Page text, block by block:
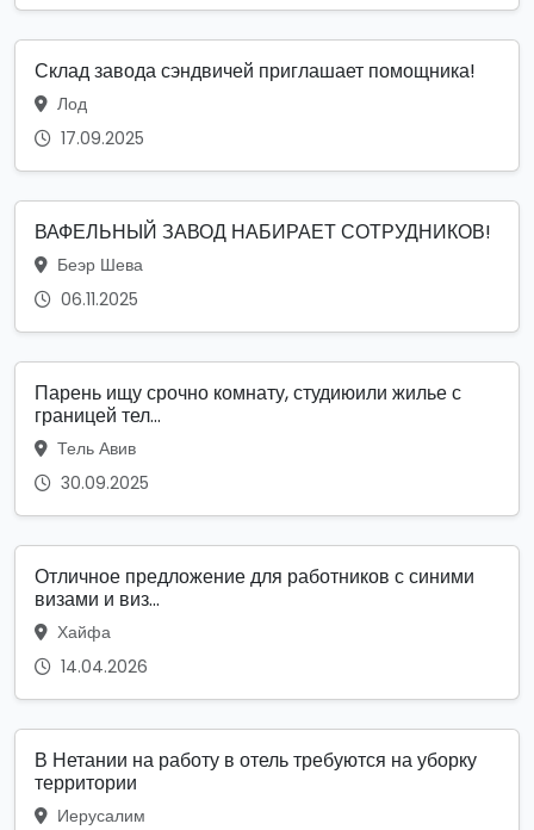
Склад завода сэндвичей приглашает помощника!
Лод
17.09.2025
ВАФЕЛЬНЫЙ ЗАВОД НАБИРАЕТ СОТРУДНИКОВ!
Беэр Шева
06.11.2025
Парень ищу срочно комнату, студиюили жилье с
границей тел...
Тель Авив
30.09.2025
Отличное предложение для работников с синими
визами и виз...
Хайфа
14.04.2026
В Нетании на работу в отель требуются на уборку
территории
Иерусалим